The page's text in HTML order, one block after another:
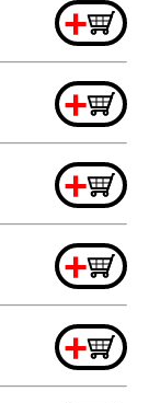
+
+
+
+
+